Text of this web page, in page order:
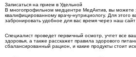
Записаться на прием в Удельной
В многопрофильном медцентре МедАктив, вы можете
квалифицированному врачу-нутрициологу. Для этого
забронировать удобное для вас время через наш
Специалист проведет первичный осмотр, учтет все
здоровья, а также расскажет правила здорового
сбалансированный рацион, и какие продукты стоит